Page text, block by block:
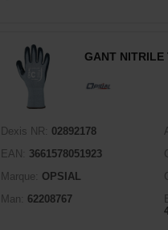
GANT NITRILE
Dexis NR:
02892178
EAN:
3661578051923
Marque:
OPSIAL
Man:
62208767